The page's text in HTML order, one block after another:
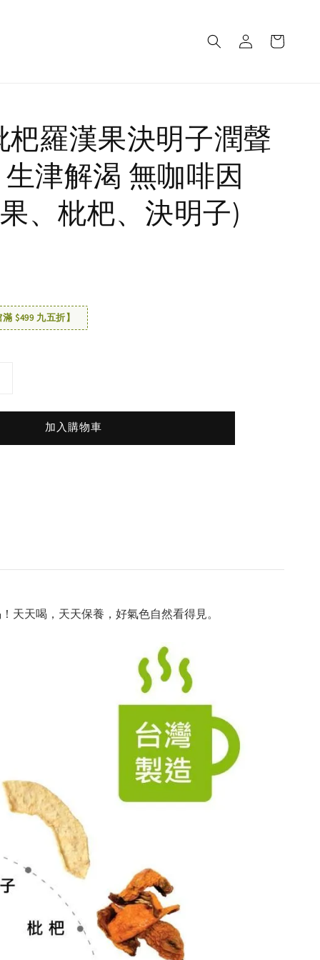
杷羅漢果決明子潤聲
津解渴 無咖啡因
、枇杷、決明子)
$499 九五折】
加入購物車
天喝，天天保養，好氣色自然看得見。